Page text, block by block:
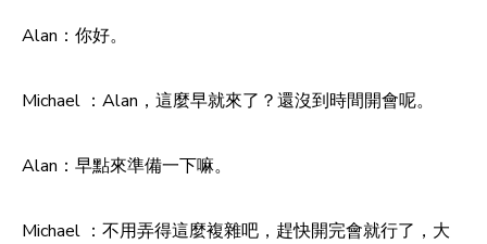
Alan：你好。
Michael ：Alan，這麼早就來了？還沒到時間開會呢。
Alan：早點來準備一下嘛。
Michael ：不用弄得這麼複雜吧，趕快開完會就行了，大